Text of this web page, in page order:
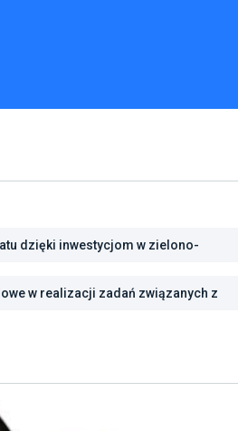
dzięki inwestycjom w zielono-
w realizacji zadań związanych z